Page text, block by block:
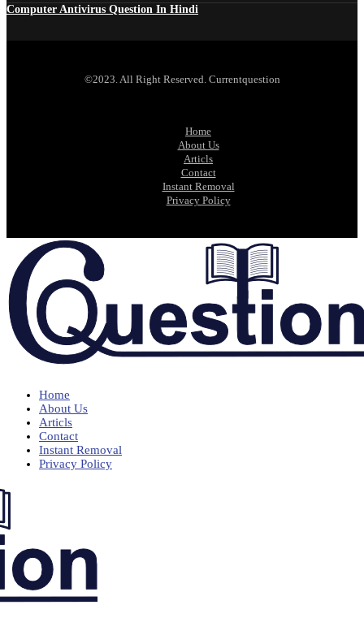
Computer Antivirus Question In Hindi
©2023. All Right Reserved. Currentquestion
Home
About Us
Articls
Contact
Instant Removal
Privacy Policy
Home
About Us
Articls
Contact
Instant Removal
Privacy Policy